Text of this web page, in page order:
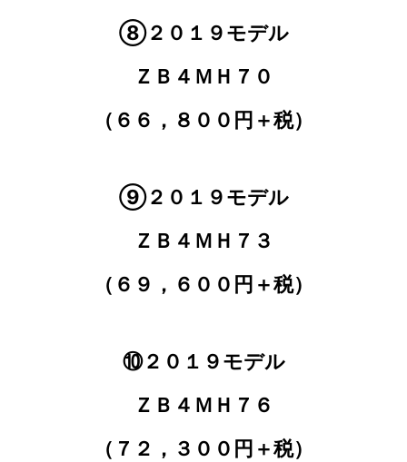
⑧２０１９モデル
ＺＢ４ＭＨ７０
（６６，８００円＋税）
⑨２０１９モデル
ＺＢ４ＭＨ７３
（６９，６００円＋税）
⑩２０１９モデル
ＺＢ４ＭＨ７６
（７２，３００円＋税）